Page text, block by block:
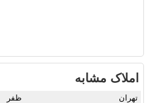
املاک مشابه
تهران
ظفر